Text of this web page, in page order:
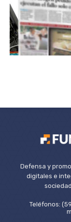
Defensa y
digitales e
Teléfonos: